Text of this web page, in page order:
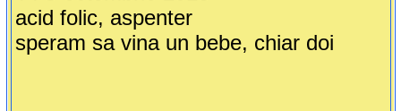
acid folic, aspenter
speram sa vina un bebe, chiar doi